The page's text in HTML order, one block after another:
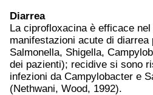
Diarrea
La ciprofloxacina è efficace
manifestazioni acute di
Salmonella, Shigella,
dei pazienti); recidive si sono
infezioni da Campylobacter e
(Nethwani, Wood, 1992).